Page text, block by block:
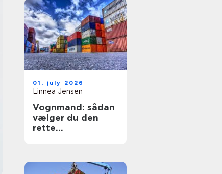
01. july 2026
Linnea Jensen
Vognmand: sådan
vælger du den
rette